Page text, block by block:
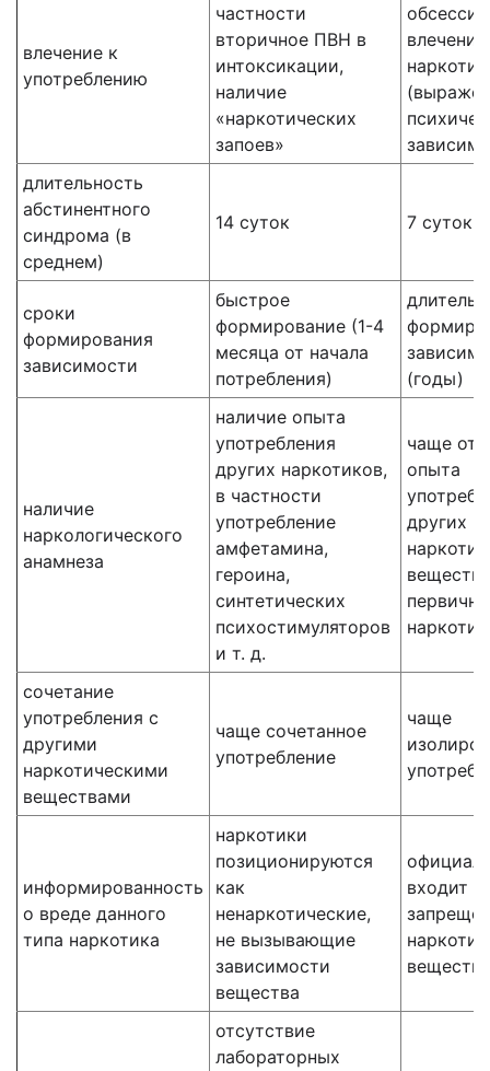
влечение к
употреблению
частности
вторичное ПВН в
интоксикации,
наличие
«наркотических
запоев»
длительность
абстинентного
синдрома (в
среднем)
14 суток 7 суток
сроки
формирования
зависимости
быстрое
формирование (1-4
месяца от начала
потребления)
(годы)
наличие
наркологического
анамнеза
наличие опыта
употребления
других наркотиков,
в частности
употребление
амфетамина,
героина,
синтетических
психостимуляторов
и т. д.
чаще
опыта
других
веществ
сочетание
употребления с
другими
наркотическими
веществами
чаще сочетанное
употребление
чаще
информированность
о вреде данного
типа наркотика
наркотики
позиционируются
как
ненаркотические,
не вызывающие
зависимости
вещества
входит в
веществ
отсутствие
лабораторных